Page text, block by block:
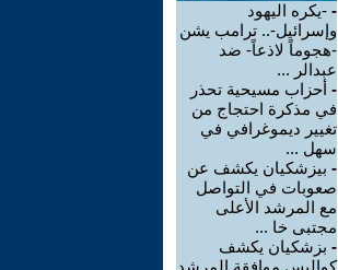
- -يكره اليهود
وإسرائيل-.. ترامب يشن
-هجوماً لاذعاً- ضد
عبدالر ...
- أحزاب مسيحية تحذر
في مذكرة احتجاج من
تغيير ديموغرافي في
سهل ...
- بيزشكيان يكشف عن
صعوبات في التواصل
مع المرشد الأعلى
مجتبى خا ...
- بزشكيان يكشف
كواليس موافقة المرشد